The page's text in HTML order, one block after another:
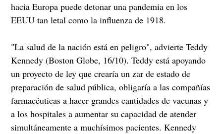
hacia Europa puede detonar una pandemia en los
EEUU tan letal como la influenza de 1918.
"La salud de la nación está en peligro", advierte Teddy
Kennedy (Boston Globe, 16/10). Teddy está apoyando
un proyecto de ley que crearía un zar de estado de
preparación de salud pública, obligaría a las compañías
farmacéuticas a hacer grandes cantidades de vacunas y
a los hospitales a aumentar su capacidad de atender
simultáneamente a muchísimos pacientes. Kennedy